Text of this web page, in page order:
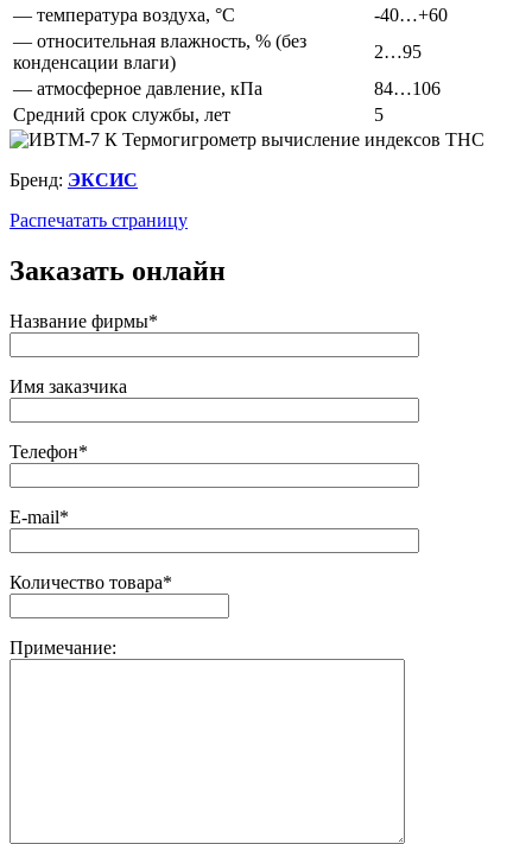
— температура воздуха, °С
-40…+60
— относительная влажность, % (без
конденсации влаги)
2…95
— атмосферное давление, кПа
84…106
Средний срок службы, лет
5
Бренд: ЭКСИС
Распечатать страницу
Заказать онлайн
Название фирмы*
Имя заказчика
Телефон*
E-mail*
Количество товара*
Примечание: